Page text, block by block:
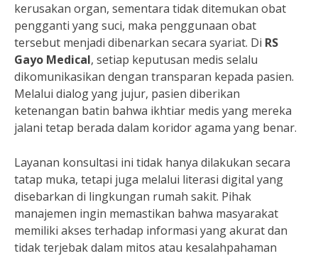
kerusakan organ, sementara tidak ditemukan obat
pengganti yang suci, maka penggunaan obat
tersebut menjadi dibenarkan secara syariat. Di RS
Gayo Medical, setiap keputusan medis selalu
dikomunikasikan dengan transparan kepada pasien.
Melalui dialog yang jujur, pasien diberikan
ketenangan batin bahwa ikhtiar medis yang mereka
jalani tetap berada dalam koridor agama yang benar.
Layanan konsultasi ini tidak hanya dilakukan secara
tatap muka, tetapi juga melalui literasi digital yang
disebarkan di lingkungan rumah sakit. Pihak
manajemen ingin memastikan bahwa masyarakat
memiliki akses terhadap informasi yang akurat dan
tidak terjebak dalam mitos atau kesalahpahaman